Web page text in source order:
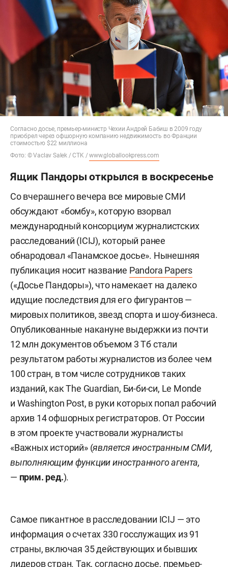
Согласно досье, премьер-министр Чехии Андрей Бабиш в 2009 году
приобрел через офшорную компанию недвижимость во Франции
стоимостью $22 миллиона
Фото: © Vaclav Salek / CTK /www.globallookpress.com
Ящик Пандоры открылся в воскресенье
Со вчерашнего вечера все мировые СМИ
обсуждают «бомбу», которую взорвал
международный консорциум журналистских
расследований (ICIJ), который ранее
обнародовал «Панамское досье». Нынешняя
публикация носит название Pandora Papers
(«Досье Пандоры»), что намекает на далеко
идущие последствия для его фигурантов —
мировых политиков, звезд спорта и шоу-бизнеса.
Опубликованные накануне выдержки из почти
12 млн документов объемом 3 Тб стали
результатом работы журналистов из более чем
100 стран, в том числе сотрудников таких
изданий, как The Guardian, Би-би-си, Le Monde
и Washington Post, в руки которых попал рабочий
архив 14 офшорных регистраторов. От России
в этом проекте участвовали журналисты
«Важных историй» (является иностранным СМИ,
выполняющим функции иностранного агента,
— прим. ред.).
Самое пикантное в расследовании ICIJ — это
информация о счетах 330 госслужащих из 91
страны, включая 35 действующих и бывших
лидеров стран. Так, согласно досье, премьер-